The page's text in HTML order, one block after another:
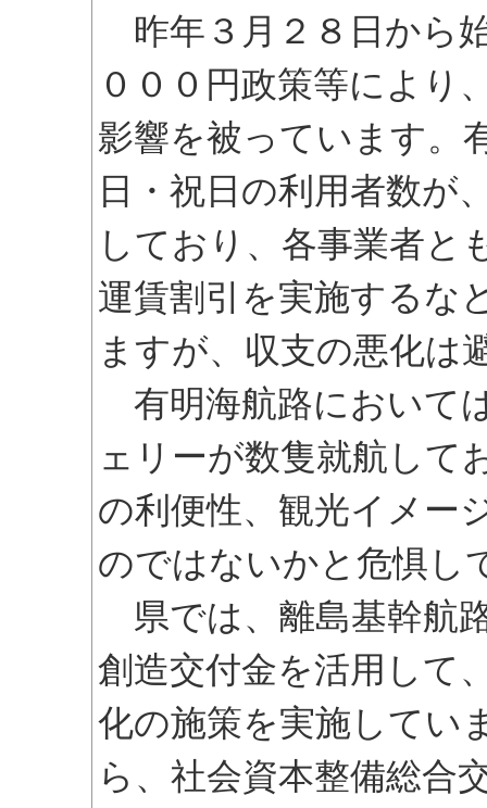
昨年３月２８日から
０００円政策等により
影響を被っています。
日・祝日の利用者数が
しており、各事業者と
運賃割引を実施するな
ますが、収支の悪化は
有明海航路において
ェリーが数隻就航して
の利便性、観光イメー
のではないかと危惧し
県では、離島基幹航
創造交付金を活用して
化の施策を実施してい
ら、社会資本整備総合